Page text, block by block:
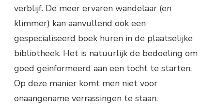
verblijf. De meer ervaren wandelaar (en
klimmer) kan aanvullend ook een
gespecialiseerd boek huren in de plaatselijke
bibliotheek. Het is natuurlijk de bedoeling om
goed geïnformeerd aan een tocht te starten.
Op deze manier komt men niet voor
onaangename verrassingen te staan.